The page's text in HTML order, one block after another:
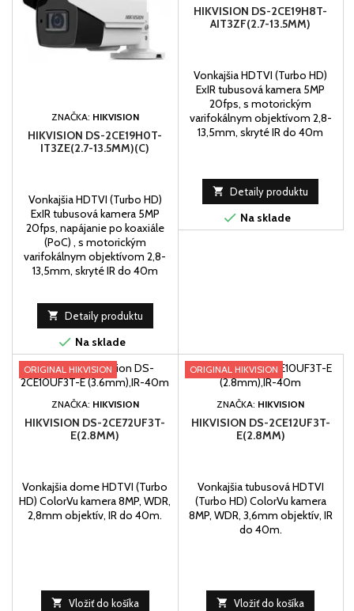
ZNAČKA: HIKVISION
HIKVISION DS-2CE19H0T-
IT3ZE(2.7-13.5MM)(C)
Vonkajšia HDTVI (Turbo HD)
ExIR tubusová kamera 5MP
20fps, napájanie po koaxiále
(PoC) , s motorickým
varifokálnym objektívom 2,8-
13,5mm, skryté IR do 40m
 Detaily produktu
 Na sklade
HIKVISION DS-2CE19H8T-
AIT3ZF(2.7-13.5MM)
Vonkajšia HDTVI (Turbo HD)
ExIR tubusová kamera 5MP
20fps, s motorickým
varifokálnym objektívom 2,8-
13,5mm, skryté IR do 40m
 Detaily produktu
 Na sklade
ORIGINAL HIKVISION
ZNAČKA: HIKVISION
HIKVISION DS-2CE72UF3T-
E(2.8MM)
Vonkajšia dome HDTVI (Turbo
HD) ColorVu kamera 8MP, WDR,
2,8mm objektív, IR do 40m.
 Vložiť do košíka
ORIGINAL HIKVISION
ZNAČKA: HIKVISION
HIKVISION DS-2CE12UF3T-
E(2.8MM)
Vonkajšia tubusová HDTVI
(Turbo HD) ColorVu kamera
8MP, WDR, 3,6mm objektív, IR
do 40m.
 Vložiť do košíka